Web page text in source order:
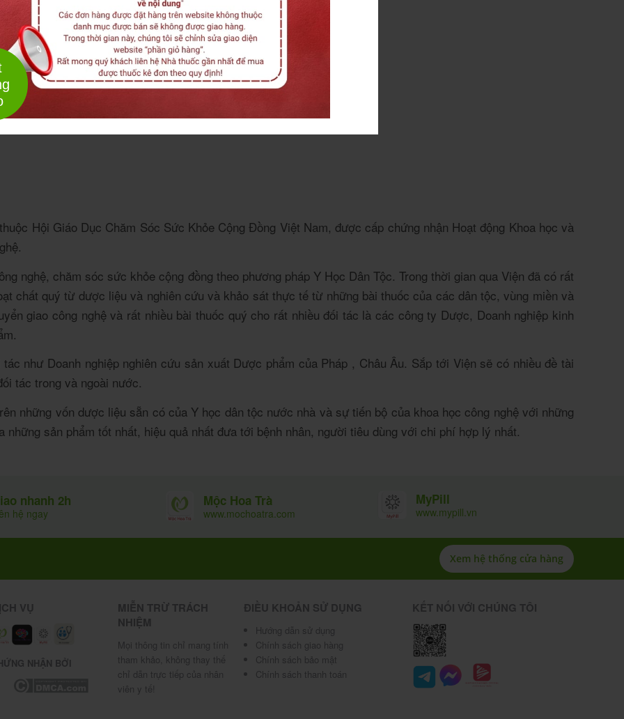
Hội Giáo Dục Chăm Sóc Sức Khỏe Cộng Đồng Việt Nam, được cấp chứng nhận Hoạt động Khoa học và
nghệ, chăm sóc sức khỏe cộng đồng theo phương pháp Y Học Dân Tộc. Trong thời gian qua Viện đã có rất
chất quý từ dược liệu và nghiên cứu và khảo sát thực tế từ những bài thuốc của các dân tộc, vùng miền và
giao công nghệ và rất nhiều bài thuốc quý cho rất nhiều đối tác là các công ty Dược, Doanh nghiệp kinh
như Doanh nghiệp nghiên cứu sản xuất Dược phẩm của Pháp , Châu Âu. Sắp tới Viện sẽ có nhiều đề tài
tác trong và ngoài nước.
những vốn dược liệu sẵn có của Y học dân tộc nước nhà và sự tiến bộ của khoa học công nghệ với những
sản phẩm tốt nhất, hiệu quả nhất đưa tới bệnh nhân, người tiêu dùng với chi phí hợp lý nhất.
nhanh 2h
hệ ngay
Mộc Hoa Trà
www.mochoatra.com
MyPill
www.mypill.vn
Xem hệ thống cửa hàng
VỤ
NHẬN BỞI
MIỄN TRỪ TRÁCH
NHIỆM
Mọi thông tin chỉ mang tính
tham khảo, không thay thế
chỉ dẫn trực tiếp của nhân
viên y tế!
ĐIỀU KHOẢN SỬ DỤNG
Hướng dẫn sử dụng
Chính sách giao hàng
Chính sách bảo mật
Chính sách thanh toán
KẾT NỐI VỚI CHÚNG TÔI